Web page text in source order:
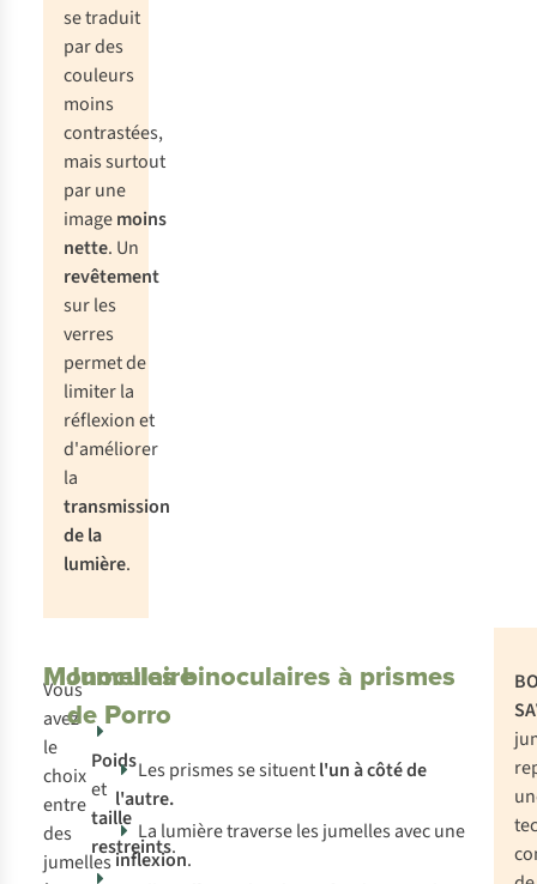
se traduit
par des
couleurs
moins
contrastées,
mais surtout
par une
imagemoins
nette. Un
revêtement
sur les
verres
permet de
limiter la
réflexion et
d'améliorer
la
transmission
de la
lumière.
Vous
avez
le
choix
entre
des
jumelles
Monoculaire
Poids
et
taille
restreints.
Jumelles binoculaires à prismes
de Porro
Les prismes se situentl'un à côté de
l'autre.
La lumière traverse les jumelles avec une
inflexion.